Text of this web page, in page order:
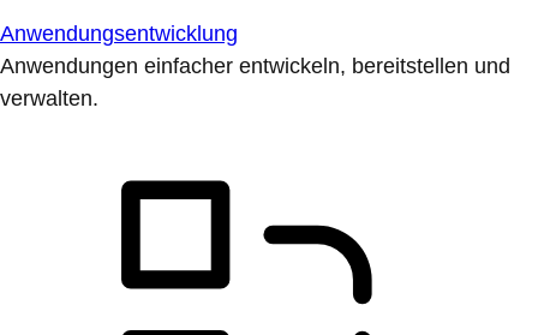
Anwendungsentwicklung
Anwendungen einfacher entwickeln, bereitstellen und
verwalten.